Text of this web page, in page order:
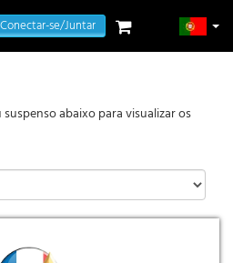
Conectar-se/Juntar
abaixo para visualizar os